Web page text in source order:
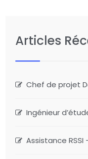
Articles
Chef de projet
Ingénieur
Assistance